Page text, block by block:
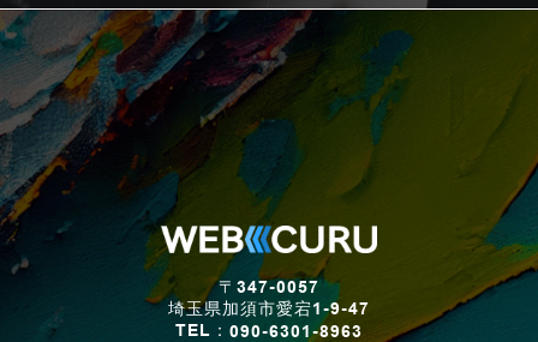
〒347-0057
埼玉県加須市愛宕1-9-47
TEL： 090-6301-8963